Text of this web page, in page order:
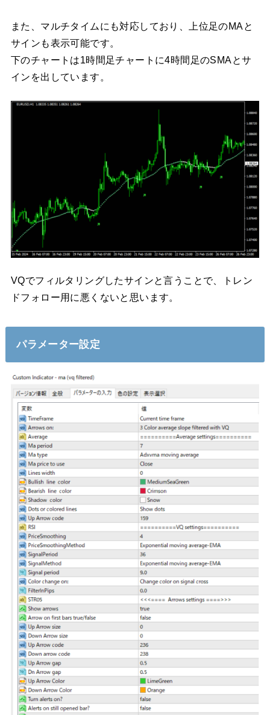
また、マルチタイムにも対応しており、上位足のMAと
サインも表示可能です。
下のチャートは1時間足チャートに4時間足のSMAとサ
インを出しています。
VQでフィルタリングしたサインと言うことで、トレン
ドフォロー用に悪くないと思います。
パラメーター設定